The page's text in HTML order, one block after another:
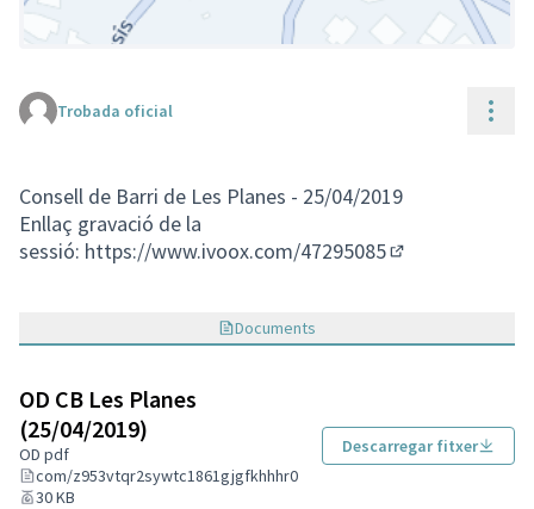
(Enllaç extern)
Trobada oficial
Consell de Barri de Les Planes - 25/04/2019
Enllaç gravació de la
sessió: https://www.ivoox.com/47295085
Documents
OD CB Les Planes
(25/04/2019)
OD pdf
com/z953vtqr2sywtc1861gjgfkhhhr0
30 KB
Descarregar fitxer